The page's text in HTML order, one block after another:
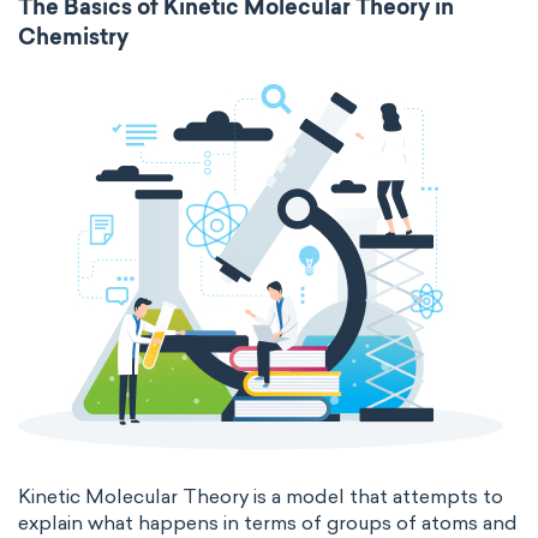
intensive
properties of elements
periodic table compound
homogeneous mixture
heterogeneous mixture
Molecular biochemistry
Biophysical chemistry
Medicinal chemistry
Organometallic chemistry
Physical organic chemistry Polymer chemistry
Click chemistry Bioinorganic chemistry
Cluster chemistry Materials chemistry
Astrochemistry Cosmochemistry
The Basics of Kinetic Molecular Theory in
Chemistry
Kinetic Molecular Theory is a model that attempts to
explain what happens in terms of groups of atoms and